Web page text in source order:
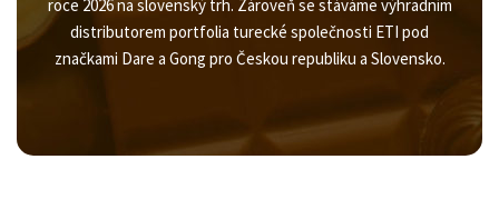
roce 2026 na slovenský trh. Zároveň se stáváme výhradním
distributorem portfolia turecké společnosti ETI pod
značkami Dare a Gong pro Českou republiku a Slovensko.